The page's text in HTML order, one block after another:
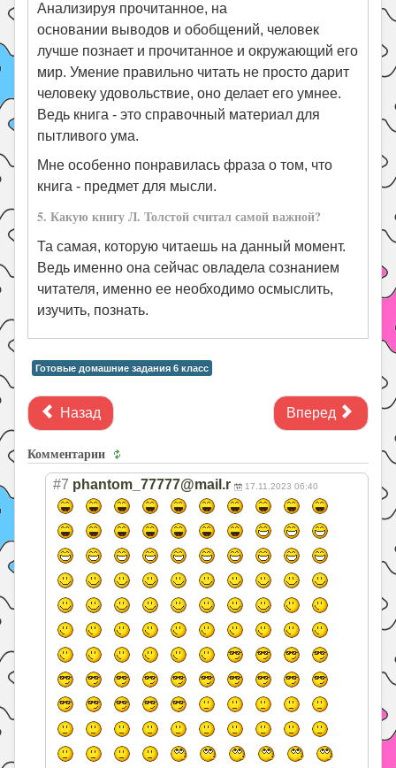
Анализируя прочитанное, на
основании выводов и обобщений, человек
лучше познает и прочитанное и окружающий его
мир. Умение правильно читать не просто дарит
человеку удовольствие, оно делает его умнее.
Ведь книга - это справочный материал для
пытливого ума.
Мне особенно понравилась фраза о том, что
книга - предмет для мысли.
5. Какую книгу Л. Толстой считал самой важной?
Та самая, которую читаешь на данный момент.
Ведь именно она сейчас овладела сознанием
читателя, именно ее необходимо осмыслить,
изучить, познать.
Готовые домашние задания 6 класс
Назад Вперед
Комментарии
#7 phantom_77777@mail.r 17.11.2023 06:40